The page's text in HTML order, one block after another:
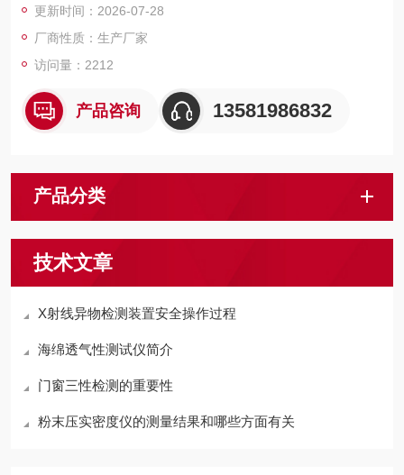
更新时间：2026-07-28
厂商性质：生产厂家
访问量：2212
产品咨询 13581986832
产品分类
技术文章
X射线异物检测装置安全操作过程
海绵透气性测试仪简介
门窗三性检测的重要性
粉末压实密度仪的测量结果和哪些方面有关